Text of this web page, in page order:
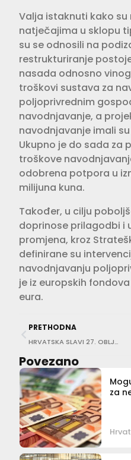
Valja istaknuti kako su
natječajima u sklopu
su se odnosili na
restrukturiranje
nasada odnosno
troškovi sustava za
poljoprivrednim
navodnjavanje, a
navodnjavanje imali
Ukupno je do sada za
troškove
odobrena potpora u
milijuna kuna.
Također, u cilju
doprinose prilagodbi i
promjena, kroz
definirane su
navodnjavanju
je iz europskih
eura.
PRETHODNA
HRVATSKA SLAVI 27. OBLJETNICU OLUJE ‘Kruna veličanstvene pobjede bila je u kraljevskom Kninu’
Povezano
za